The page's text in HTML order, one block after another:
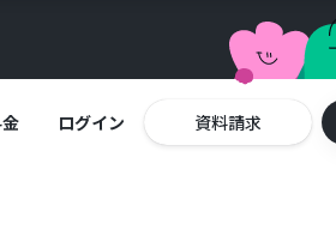
ログイン 資料請求